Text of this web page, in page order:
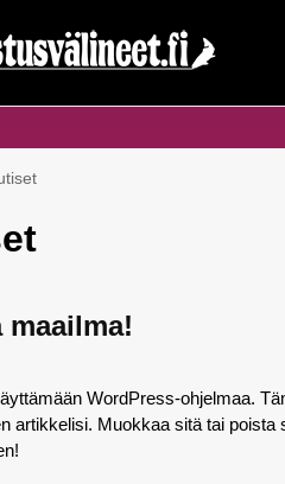
maailma!
WordPress-ohjelmaa.
artikkelisi. Muokkaa sitä tai poista